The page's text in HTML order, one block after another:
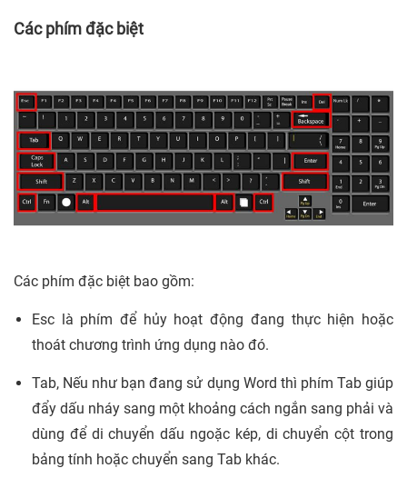
Các phím đặc biệt
Các phím đặc biệt bao gồm:
Esc là phím để hủy hoạt động đang thực hiện hoặc
thoát chương trình ứng dụng nào đó.
Tab, Nếu như bạn đang sử dụng Word thì phím Tab giúp
đẩy dấu nháy sang một khoảng cách ngắn sang phải và
dùng để di chuyển dấu ngoặc kép, di chuyển cột trong
bảng tính hoặc chuyển sang Tab khác.